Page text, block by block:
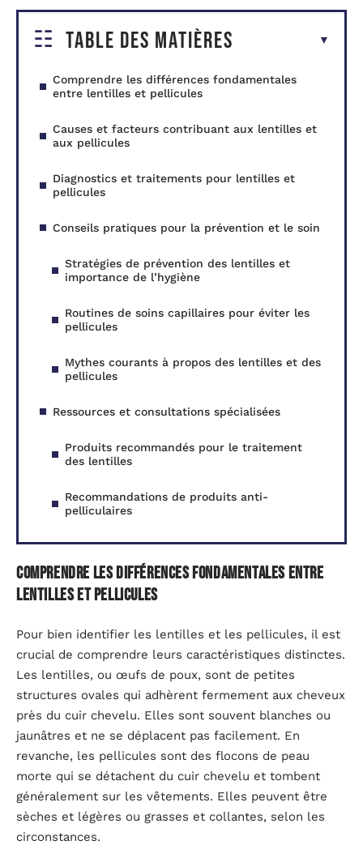
Table des matières
Comprendre les différences fondamentales
entre lentilles et pellicules
Causes et facteurs contribuant aux lentilles et
aux pellicules
Diagnostics et traitements pour lentilles et
pellicules
Conseils pratiques pour la prévention et le soin
Stratégies de prévention des lentilles et
importance de l’hygiène
Routines de soins capillaires pour éviter les
pellicules
Mythes courants à propos des lentilles et des
pellicules
Ressources et consultations spécialisées
Produits recommandés pour le traitement
des lentilles
Recommandations de produits anti-
pelliculaires
Comprendre les différences fondamentales entre
lentilles et pellicules
Pour bien identifier les lentilles et les pellicules, il est
crucial de comprendre leurs caractéristiques distinctes.
Les lentilles, ou œufs de poux, sont de petites
structures ovales qui adhèrent fermement aux cheveux
près du cuir chevelu. Elles sont souvent blanches ou
jaunâtres et ne se déplacent pas facilement. En
revanche, les pellicules sont des flocons de peau
morte qui se détachent du cuir chevelu et tombent
généralement sur les vêtements. Elles peuvent être
sèches et légères ou grasses et collantes, selon les
circonstances.